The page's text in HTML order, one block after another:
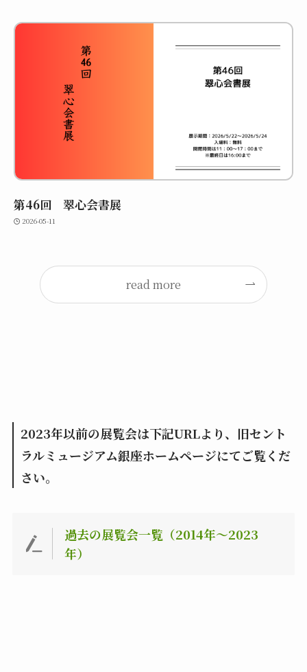
第46回 翠心会書展
2026-05-11
read more
2023年以前の展覧会は下記URLより、旧セント
ラルミュージアム銀座ホームページにてご覧くだ
さい。
過去の展覧会一覧（2014年～2023
年）